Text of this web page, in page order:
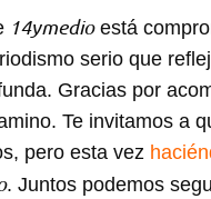
14ymedioestá
serio que
Gracias por
Te invitamos a
pero esta vez
. Juntos podemos